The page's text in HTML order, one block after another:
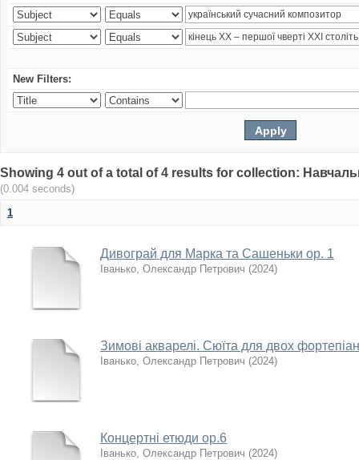
New Filters:
Showing 4 out of a total of 4 results for collection:
(0.004 seconds)
1
Дивограй для Марка та Сашеньки ор. 1
Іванько, Олександр Петрович (2024)
Зимові акварелі. Сюїта для двох
Іванько, Олександр Петрович (2024)
Концертні етюди ор.6
Іванько, Олександр Петрович (2024)